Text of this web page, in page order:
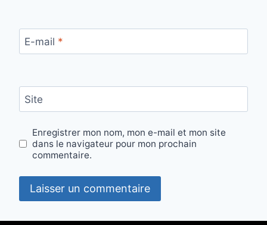
E-mail *
Site
Enregistrer mon nom, mon e-mail et mon site
dans le navigateur pour mon prochain
commentaire.